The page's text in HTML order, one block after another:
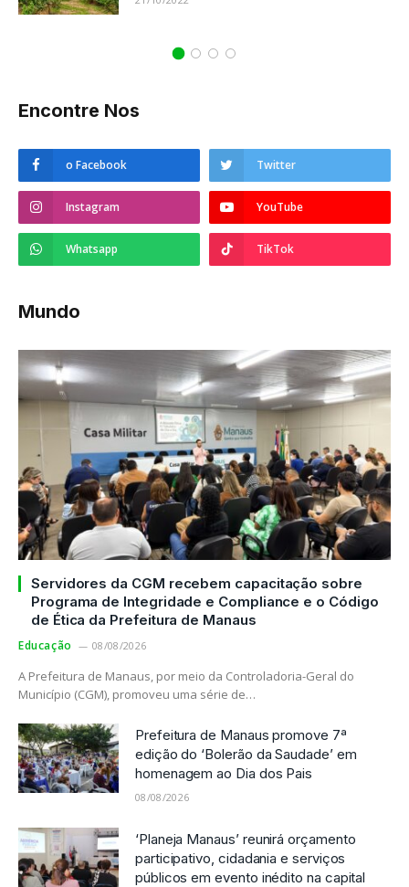
Encontre Nos
o Facebook Twitter
Instagram YouTube
Whatsapp TikTok
Mundo
Servidores da CGM recebem capacitação sobre
Programa de Integridade e Compliance e o Código
de Ética da Prefeitura de Manaus
Educação 08/08/2026
A Prefeitura de Manaus, por meio da Controladoria-Geral do
Município (CGM), promoveu uma série de…
Prefeitura de Manaus promove 7ª
edição do ‘Bolerão da Saudade’ em
homenagem ao Dia dos Pais
08/08/2026
‘Planeja Manaus’ reunirá orçamento
participativo, cidadania e serviços
públicos em evento inédito na capital